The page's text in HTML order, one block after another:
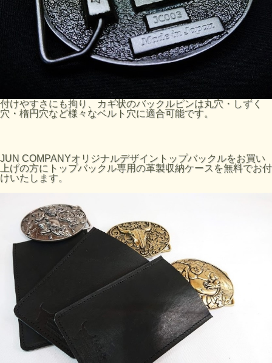
付けやすさにも拘り、カギ状のバックルピンは丸穴・しずく
穴・楕円穴など様々なベルト穴に適合可能です。
JUN COMPANYオリジナルデザイントップバックルをお買い
上げの方にトップバックル専用の革製収納ケースを無料でお付
けいたします。